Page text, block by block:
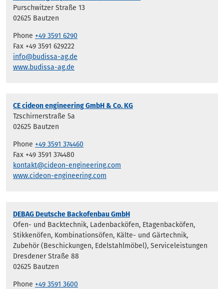
Purschwitzer Straße 13
02625 Bautzen
Phone +49 3591 6290
Fax +49 3591 629222
info@budissa-ag.de
www.budissa-ag.de
CE cideon engineering GmbH & Co. KG
Tzschirnerstraße 5a
02625 Bautzen
Phone +49 3591 374460
Fax +49 3591 374480
kontakt@cideon-engineering.com
www.cideon-engineering.com
DEBAG Deutsche Backofenbau GmbH
Ofen- und Backtechnik, Ladenbacköfen, Etagenbacköfen,
Stikkenöfen, Kombinationsöfen, Kälte- und Gärtechnik,
Zubehör (Beschickungen, Edelstahlmöbel), Serviceleistungen
Dresdener Straße 88
02625 Bautzen
Phone +49 3591 3600